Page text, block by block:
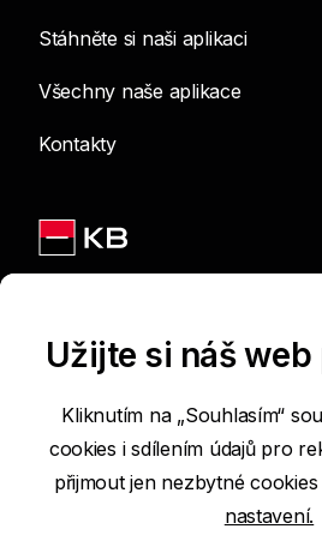
Stáhněte si naši aplikaci
Všechny naše aplikace
Kontakty
Podmínky používání internetových
Prohlášení o přístupnosti
Užijte si náš
Kliknutím na „Souhlasím“
cookies i sdílením údajů pro
přijmout jen nezbytné
nastavení.